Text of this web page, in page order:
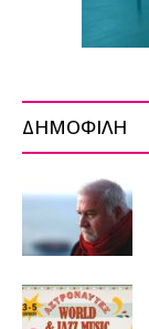
ΔΗΜΟΦΙΛΗ